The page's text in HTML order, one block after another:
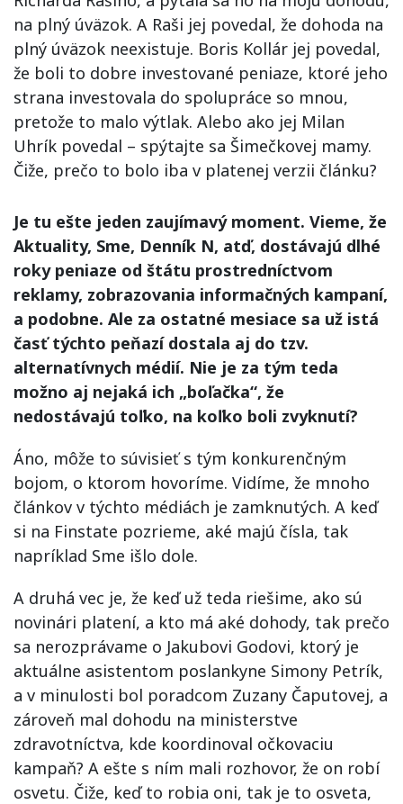
na plný úväzok. A Raši jej povedal, že dohoda na
plný úväzok neexistuje. Boris Kollár jej povedal,
že boli to dobre investované peniaze, ktoré jeho
strana investovala do spolupráce so mnou,
pretože to malo výtlak. Alebo ako jej Milan
Uhrík povedal – spýtajte sa Šimečkovej mamy.
Čiže, prečo to bolo iba v platenej verzii článku?
Je tu ešte jeden zaujímavý moment. Vieme, že
Aktuality, Sme, Denník N, atď, dostávajú dlhé
roky peniaze od štátu prostredníctvom
reklamy, zobrazovania informačných kampaní,
a podobne. Ale za ostatné mesiace sa už istá
časť týchto peňazí dostala aj do tzv.
alternatívnych médií. Nie je za tým teda
možno aj nejaká ich „boľačka“, že
nedostávajú toľko, na koľko boli zvyknutí?
Áno, môže to súvisieť s tým konkurenčným
bojom, o ktorom hovoríme. Vidíme, že mnoho
článkov v týchto médiách je zamknutých. A keď
si na Finstate pozrieme, aké majú čísla, tak
napríklad Sme išlo dole.
A druhá vec je, že keď už teda riešime, ako sú
novinári platení, a kto má aké dohody, tak prečo
sa nerozprávame o Jakubovi Godovi, ktorý je
aktuálne asistentom poslankyne Simony Petrík,
a v minulosti bol poradcom Zuzany Čaputovej, a
zároveň mal dohodu na ministerstve
zdravotníctva, kde koordinoval očkovaciu
kampaň? A ešte s ním mali rozhovor, že on robí
osvetu. Čiže, keď to robia oni, tak je to osveta,